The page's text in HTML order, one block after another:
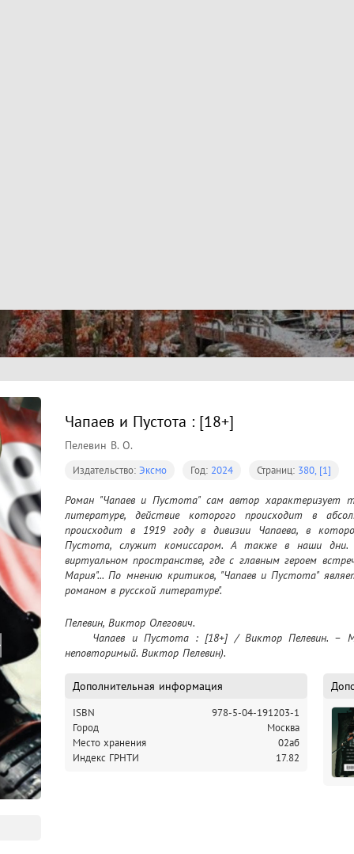
Чапаев и Пустота : [18+]
Пелевин В. О.
Издательство: Эксмо Год: 2024 Страниц: 380, [1]
Роман "Чапаев и Пустота" сам автор характеризует
литературе, действие которого происходит в
происходит в 1919 году в дивизии Чапаева, в
Пустота, служит комиссаром. А также в наши
виртуальном пространстве, где с главным героем
Мария"... По мнению критиков, "Чапаев и Пустота"
романом в русской литературе".
Пелевин, Виктор Олегович.
неповторимый. Виктор Пелевин).
Дополнительная информация
ISBN
978-5-04-191203-1
Город
Москва
Место хранения
02аб
Индекс ГРНТИ
17.82